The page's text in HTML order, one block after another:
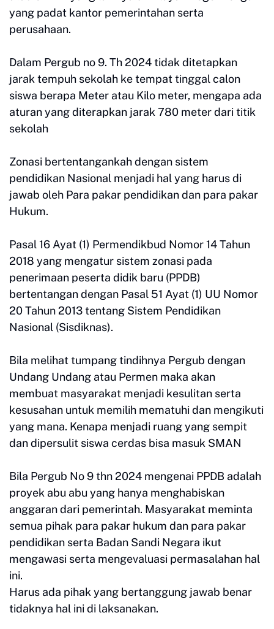
yang padat kantor pemerintahan serta
perusahaan.
Dalam Pergub no 9. Th 2024 tidak ditetapkan
jarak tempuh sekolah ke tempat tinggal calon
siswa berapa Meter atau Kilo meter, mengapa ada
aturan yang diterapkan jarak 780 meter dari titik
sekolah
Zonasi bertentangankah dengan sistem
pendidikan Nasional menjadi hal yang harus di
jawab oleh Para pakar pendidikan dan para pakar
Hukum.
Pasal 16 Ayat (1) Permendikbud Nomor 14 Tahun
2018 yang mengatur sistem zonasi pada
penerimaan peserta didik baru (PPDB)
bertentangan dengan Pasal 51 Ayat (1) UU Nomor
20 Tahun 2013 tentang Sistem Pendidikan
Nasional (Sisdiknas).
Bila melihat tumpang tindihnya Pergub dengan
Undang Undang atau Permen maka akan
membuat masyarakat menjadi kesulitan serta
kesusahan untuk memilih mematuhi dan mengikuti
yang mana. Kenapa menjadi ruang yang sempit
dan dipersulit siswa cerdas bisa masuk SMAN
Bila Pergub No 9 thn 2024 mengenai PPDB adalah
proyek abu abu yang hanya menghabiskan
anggaran dari pemerintah. Masyarakat meminta
semua pihak para pakar hukum dan para pakar
pendidikan serta Badan Sandi Negara ikut
mengawasi serta mengevaluasi permasalahan hal
ini.
Harus ada pihak yang bertanggung jawab benar
tidaknya hal ini di laksanakan.